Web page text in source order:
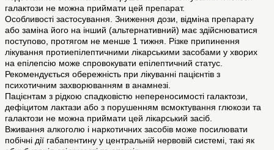
галактози не можна приймати цей препарат.
Особливості застосування. Зниження дози, відміна препарату
або заміна його на інший (альтернативний) має здійснюватися
поступово, протягом не менше 1 тижня. Різке припинення
лікування протиепілептичними лікарськими засобами у хворих
на епілепсію може спровокувати епілептичний статус.
Рекомендується обережність при лікуванні пацієнтів з
психотичним захворюванням в анамнезі.
Пацієнтам з рідкою спадковістю непереносимості галактози,
дефіцитом лактази або з порушенням всмоктування глюкози та
галактози не можна приймати цей лікарський засіб.
Вживання алкоголю і наркотичних засобів може посилювати
побічні дії габапентину у центральній нервовій системі, такі як